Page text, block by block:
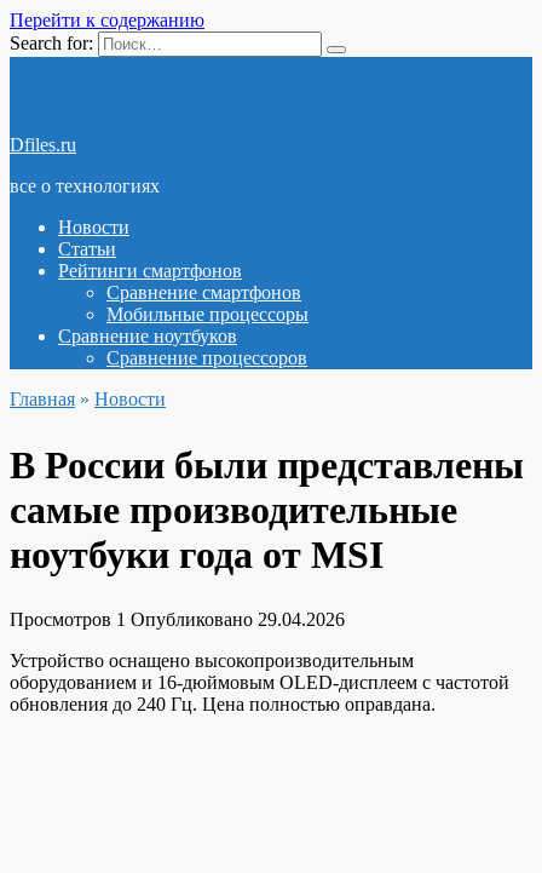
Перейти к содержанию
Search for:
Dfiles.ru
все о технологиях
Новости
Статьи
Рейтинги смартфонов
Сравнение смартфонов
Мобильные процессоры
Сравнение ноутбуков
Сравнение процессоров
Главная » Новости
В России были представлены
самые производительные
ноутбуки года от MSI
Просмотров 1 Опубликовано 29.04.2026
Устройство оснащено высокопроизводительным
оборудованием и 16-дюймовым OLED-дисплеем с частотой
обновления до 240 Гц. Цена полностью оправдана.